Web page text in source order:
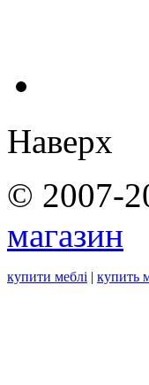
Наверх
© 2007-
магазин
купити меблі | купить